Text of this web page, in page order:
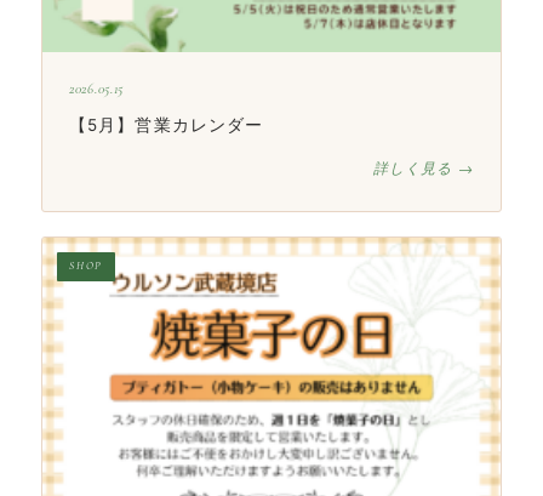
2026.05.15
【5月】営業カレンダー
詳しく見る →
SHOP